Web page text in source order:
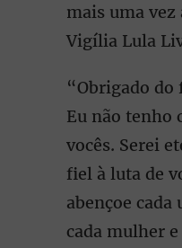
mais uma
Vigília Lula
“Obrigado do
Eu não tenho
vocês. Serei
fiel à luta de
abençoe cada
cada mulher